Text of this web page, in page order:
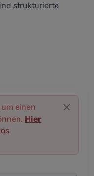
strukturierte
einen
Hier